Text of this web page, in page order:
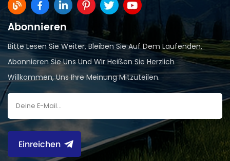
Abonnieren
Bitte Lesen Sie Weiter, Bleiben Sie Auf Dem Laufenden,
Abonnieren Sie Uns Und Wir Heißen Sie Herzlich
Willkommen, Uns Ihre Meinung Mitzuteilen.
Einreichen